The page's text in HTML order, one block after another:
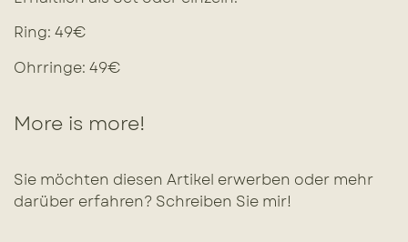
Ring: 49€
Ohrringe: 49€
More is more!
Sie möchten diesen Artikel erwerben oder mehr
darüber erfahren? Schreiben Sie mir!